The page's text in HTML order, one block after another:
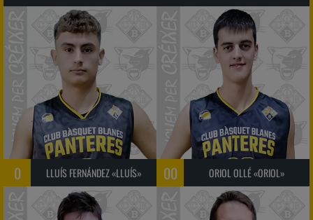
0 LLUÍS FERNÁNDEZ «LLUÍS» 00 ORIOL OLLÉ «ORIOL»